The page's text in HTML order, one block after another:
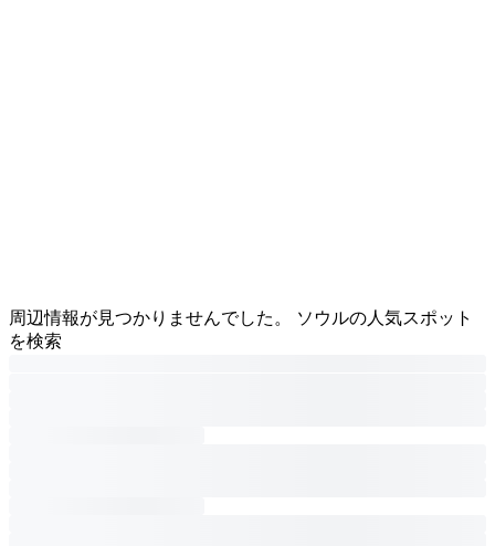
周辺情報が見つかりませんでした。 ソウルの人気スポット
を検索